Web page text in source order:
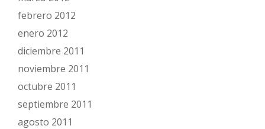
febrero 2012
enero 2012
diciembre 2011
noviembre 2011
octubre 2011
septiembre 2011
agosto 2011